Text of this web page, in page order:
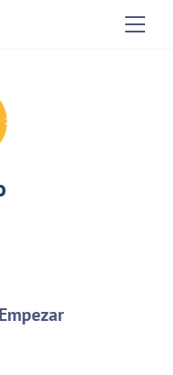
2024